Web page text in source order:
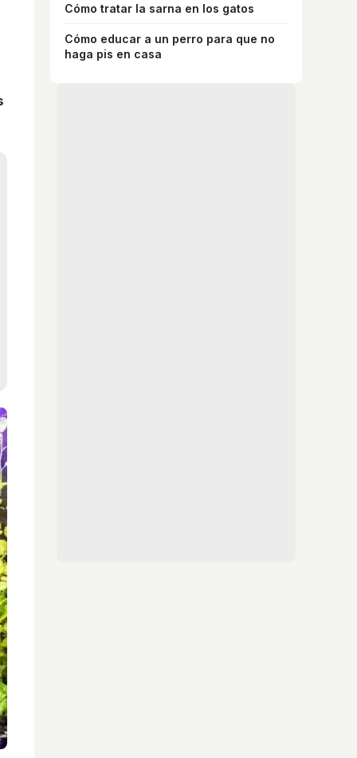
Cómo tratar la sarna en los gatos
Cómo educar a un perro para que no
haga pis en casa